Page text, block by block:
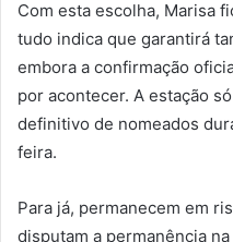
Com esta escolha, Marisa
tudo indica que garantirá
embora a confirmação
por acontecer. A estação
definitivo de nomeados
feira.
Para já, permanecem em
disputam a permanência